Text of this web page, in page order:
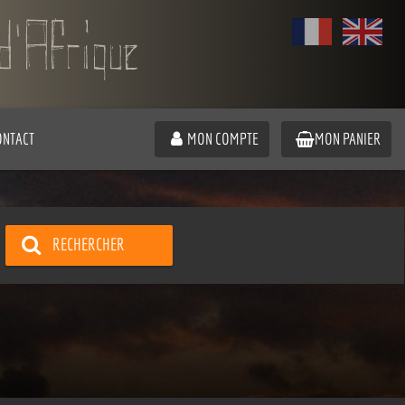
MON COMPTE MON PANIER
RECHERCHER